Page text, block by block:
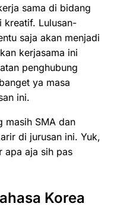
sama di bidang
kreatif. Lulusan-
saja akan menjadi
kerjasama ini
penghubung
ya masa
ini.
masih SMA dan
di jurusan ini. Yuk,
apa aja sih pas
Korea